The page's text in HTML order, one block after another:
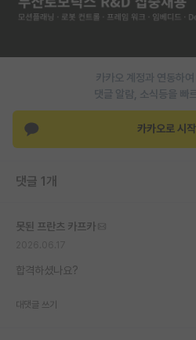
인문사회 계열 게시판
반도체/AI 게시판
장학금/장학생 게시판
유학교육
카카오 계정과 연동하
댓글 알람, 소식등을 빠
카카오로 시작
댓글 1개
못된 프란츠 카프카
합격하셨나요?
대댓글 쓰기